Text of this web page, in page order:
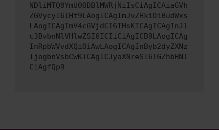
NDliMTQ0YmU0ODBlMWRjNiIsCiAgICAiaGVh
ZGVycyI6IHt9LAogICAgImJvZHkiOiBudWxs
LAogICAgImV4cGVjdCI6IHsKICAgICAgInJl
c3BvbnNlVHlwZSI6ICIiCiAgICB9LAogICAg
InRpbWVvdXQiOiAwLAogICAgInByb2dyZXNz
IjogbnVsbCwKICAgICJyaXNreSI6IGZhbHNl
CiAgfQp9